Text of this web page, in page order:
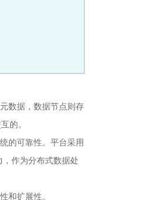
数据，数据节点则存
的。
的可靠性。平台采用
作为分布式数据处
和扩展性。